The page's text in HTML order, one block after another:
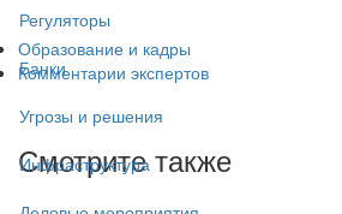
Регуляторы
Банки
Угрозы и решения
Инфраструктура
Образование и кадры
Комментарии экспертов
Смотрите также